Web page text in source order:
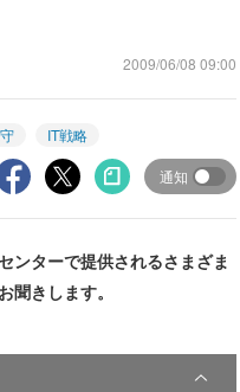
2009/06/08 09:00
IT戦略
通知
ンターで提供されるさまざま
きします。